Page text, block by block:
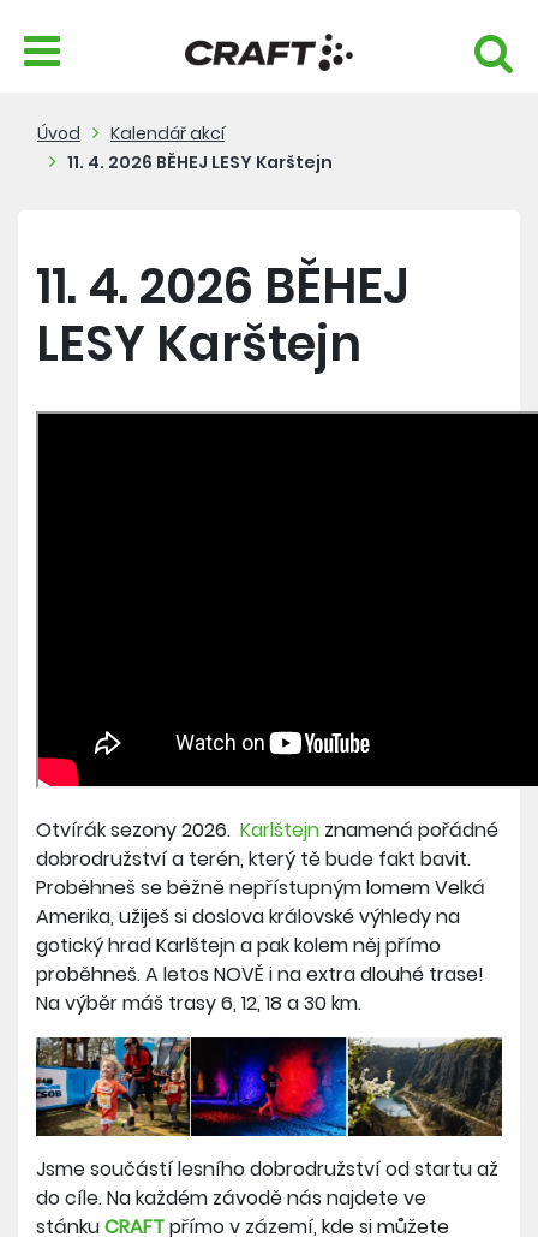
Úvod
Kalendář akcí
11. 4. 2026 BĚHEJ LESY Karštejn
11. 4. 2026 BĚHEJ
LESY Karštejn
Otvírák sezony 2026. Karlštejn znamená pořádné
dobrodružství a terén, který tě bude fakt bavit.
Proběhneš se běžně nepřístupným lomem Velká
Amerika, užiješ si doslova královské výhledy na
gotický hrad Karlštejn a pak kolem něj přímo
proběhneš. A letos NOVĚ i na extra dlouhé trase!
Na výběr máš trasy 6, 12, 18 a 30 km.
Jsme součástí lesního dobrodružství od startu až
do cíle. Na každém závodě nás najdete ve
stánkuCRAFTpřímo v zázemí, kde si můžete